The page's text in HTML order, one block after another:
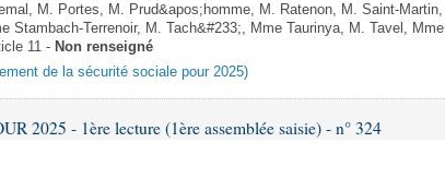
M. Portes, M. Prud&apos;homme, M. Ratenon, M. Saint-Martin,
Stambach-Terrenoir, M. Tach&#233;, Mme Taurinya, M. Tavel, Mme
11 - Non renseigné
de la sécurité sociale pour 2025)
2025 - 1ère lecture (1ère assemblée saisie) - n° 324